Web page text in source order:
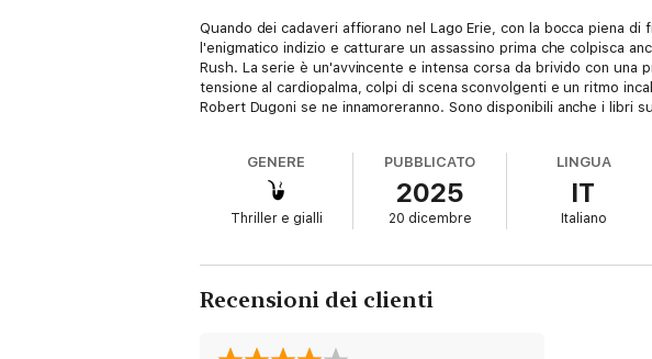
Quando dei cadaveri affiorano nel Lago Erie, con la bocca piena
l'enigmatico indizio e catturare un assassino prima che colpisca
Rush. La serie è un'avvincente e intensa corsa da brivido con
tensione al cardiopalma, colpi di scena sconvolgenti e un ritmo
Robert Dugoni se ne innamoreranno. Sono disponibili anche i libri
GENERE
Thriller e gialli
PUBBLICATO
2025
20 dicembre
LINGUA
IT
Italiano
Recensioni dei clienti